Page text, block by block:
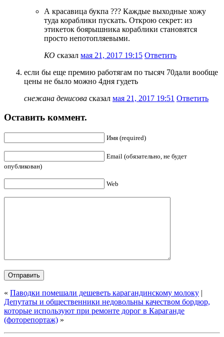
А красавица букпа ??? Каждые выходные хожу
туда кораблики пускать. Открою секрет: из
этикеток боярышника кораблики становятся
просто непотопляевыми.
КО сказал мая 21, 2017 19:15 Ответить
если бы еще премию работягам по тысяч 70дали вообще
цены не было можно 4дня гудеть
снежана денисова сказал мая 21, 2017 19:51 Ответить
Оставить коммент.
Имя (required)
Email (обязательно, не будет
опубликован)
Web
« Паводки помешали дешеветь карагандинскому молоку |
Депутаты и общественники недовольны качеством бордюр,
которые используют при ремонте дорог в Караганде
(фоторепортаж) »